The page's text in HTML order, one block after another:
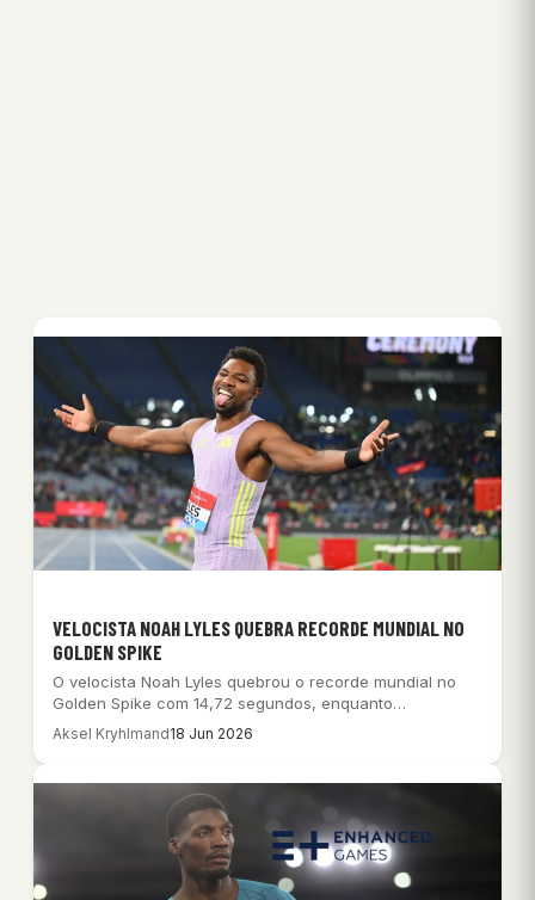
VELOCISTA NOAH LYLES QUEBRA RECORDE MUNDIAL NO
GOLDEN SPIKE
O velocista Noah Lyles quebrou o recorde mundial no
Golden Spike com 14,72 segundos, enquanto…
Aksel Kryhlmand18 Jun 2026